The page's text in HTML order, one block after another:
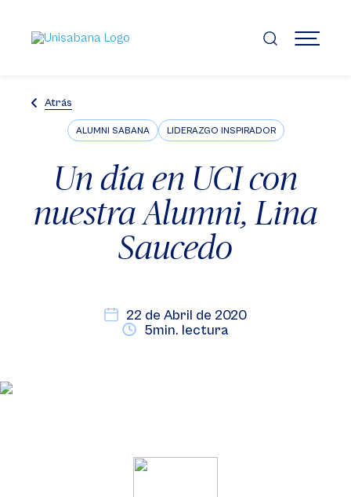
contenido
principal
MENÚ
Atrás
ALUMNI SABANA LIDERAZGO INSPIRADOR
Un día en UCI con
nuestra Alumni, Lina
Saucedo
22 de Abril de 2020
5min. lectura